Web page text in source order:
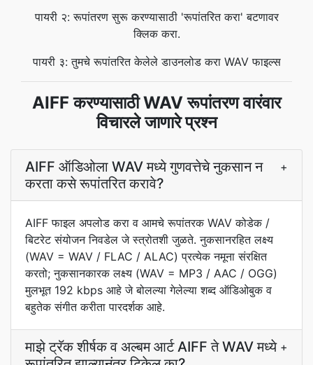
पायरी २: रूपांतरण सुरू करण्यासाठी 'रूपांतरित करा' बटणावर
क्लिक करा.
पायरी ३: तुमचे रूपांतरित केलेले डाउनलोड करा WAV फाइल्स
AIFF करण्यासाठी WAV रूपांतरण वारंवार
विचारले जाणारे प्रश्न
AIFF ऑडिओला WAV मध्ये गुणवत्तेचे नुकसान न
करता कसे रूपांतरित करावे?
+
AIFF फाइल अपलोड करा व आमचे रूपांतरक WAV कोडेक /
बिटरेट संयोजन निवडेल जे स्त्रोतशी जुळते. नुकसानरहित लक्ष्य
(WAV = WAV / FLAC / ALAC) प्रत्येक नमूना संरक्षित
करतो; नुकसानकारक लक्ष्य (WAV = MP3 / AAC / OGG)
मुलभूत 192 kbps आहे जे बोलल्या गेलेल्या शब्द ऑडिओबुक व
बहुतेक संगीत करीता पारदर्शक आहे.
माझे ट्रॅक शीर्षक व अल्बम आर्ट AIFF ते WAV मध्ये +